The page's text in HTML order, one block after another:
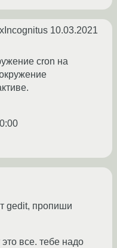
10.03.2021
cron на
gedit, пропиши
все. тебе надо